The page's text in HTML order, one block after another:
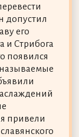
допустил
его
и Стрибога
появился
называемые
привели